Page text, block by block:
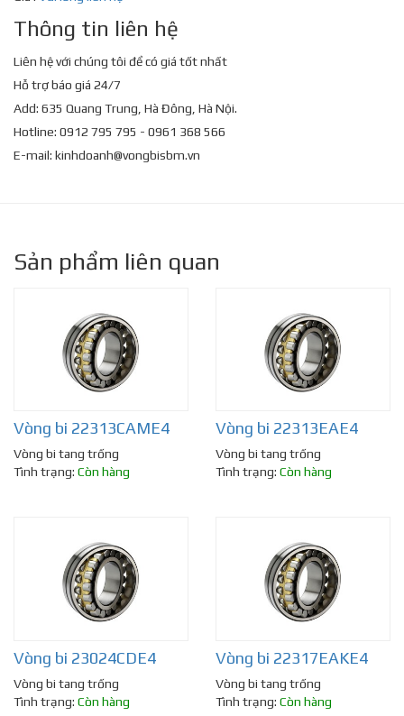
Thông tin liên hệ
Liên hệ với chúng tôi để có giá tốt nhất
Hỗ trợ báo giá 24/7
Add: 635 Quang Trung, Hà Đông, Hà Nội.
Hotline: 0912 795 795 - 0961 368 566
E-mail: kinhdoanh@vongbisbm.vn
Sản phẩm liên quan
Vòng bi 22313CAME4
Vòng bi tang trống
Tình trạng: Còn hàng
Vòng bi 22313EAE4
Vòng bi tang trống
Tình trạng: Còn hàng
Vòng bi 23024CDE4
Vòng bi tang trống
Tình trạng: Còn hàng
Vòng bi 22317EAKE4
Vòng bi tang trống
Tình trạng: Còn hàng